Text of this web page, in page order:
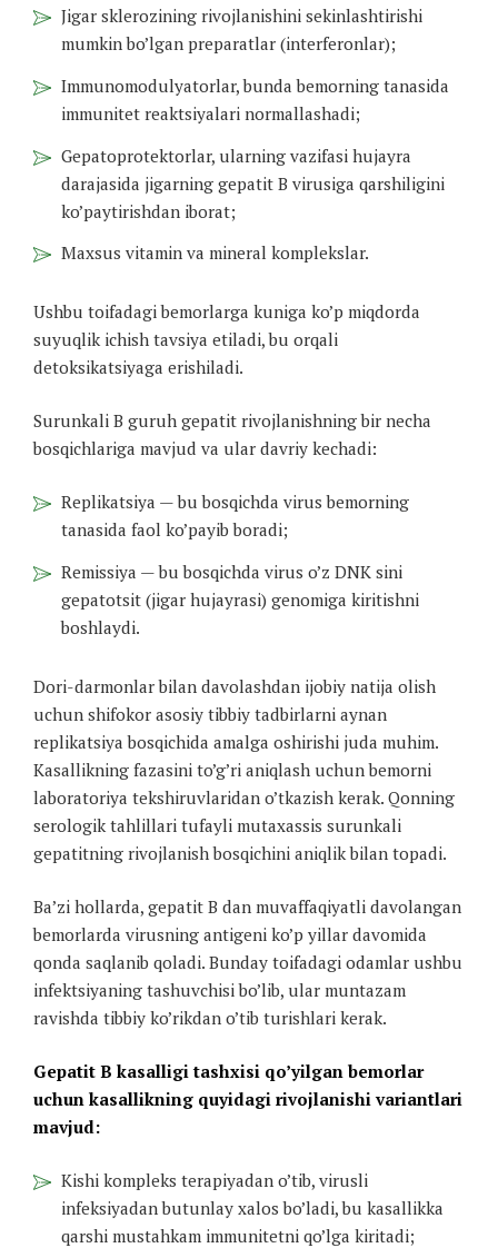
Jigar sklerozining rivojlanishini sekinlashtirishi
mumkin bo’lgan preparatlar (interferonlar);
Immunomodulyatorlar, bunda bemorning tanasida
immunitet reaktsiyalari normallashadi;
Gepatoprotektorlar, ularning vazifasi hujayra
darajasida jigarning gepatit B virusiga qarshiligini
ko’paytirishdan iborat;
Maxsus vitamin va mineral komplekslar.
Ushbu toifadagi bemorlarga kuniga ko’p miqdorda
suyuqlik ichish tavsiya etiladi, bu orqali
detoksikatsiyaga erishiladi.
Surunkali B guruh gepatit rivojlanishning bir necha
bosqichlariga mavjud va ular davriy kechadi:
Replikatsiya — bu bosqichda virus bemorning
tanasida faol ko’payib boradi;
Remissiya — bu bosqichda virus o’z DNK sini
gepatotsit (jigar hujayrasi) genomiga kiritishni
boshlaydi.
Dori-darmonlar bilan davolashdan ijobiy natija olish
uchun shifokor asosiy tibbiy tadbirlarni aynan
replikatsiya bosqichida amalga oshirishi juda muhim.
Kasallikning fazasini to’g’ri aniqlash uchun bemorni
laboratoriya tekshiruvlaridan o’tkazish kerak. Qonning
serologik tahlillari tufayli mutaxassis surunkali
gepatitning rivojlanish bosqichini aniqlik bilan topadi.
Ba’zi hollarda, gepatit B dan muvaffaqiyatli davolangan
bemorlarda virusning antigeni ko’p yillar davomida
qonda saqlanib qoladi. Bunday toifadagi odamlar ushbu
infektsiyaning tashuvchisi bo’lib, ular muntazam
ravishda tibbiy ko’rikdan o’tib turishlari kerak.
Gepatit B kasalligi tashxisi qo’yilgan bemorlar
uchun kasallikning quyidagi rivojlanishi variantlari
mavjud:
Kishi kompleks terapiyadan o’tib, virusli
infeksiyadan butunlay xalos bo’ladi, bu kasallikka
qarshi mustahkam immunitetni qo’lga kiritadi;